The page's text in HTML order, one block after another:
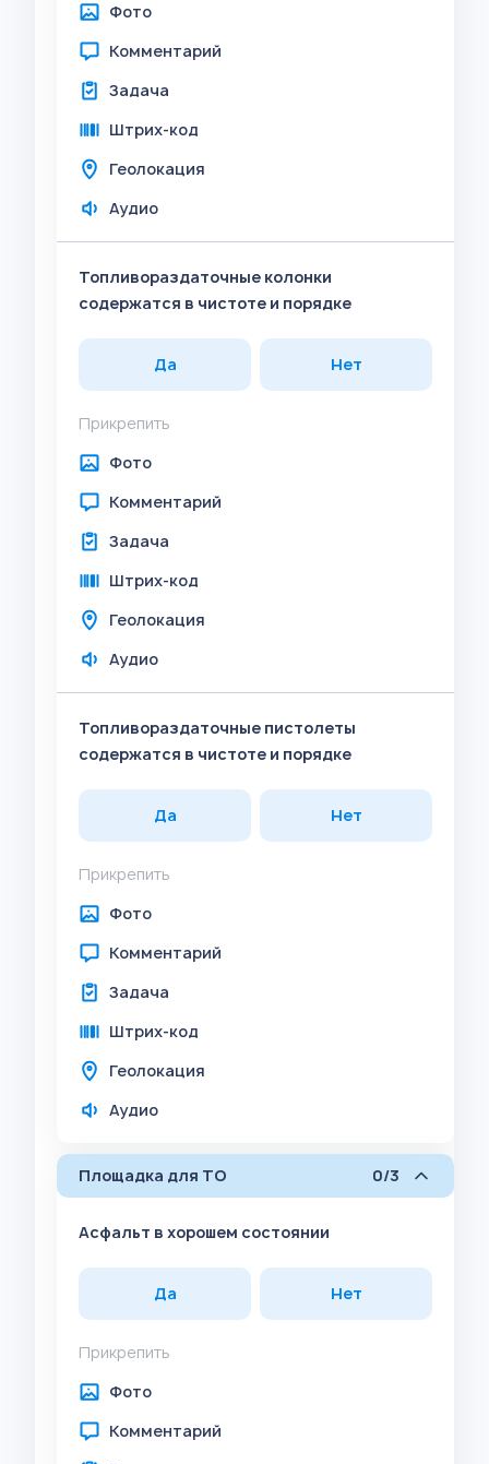
Фото
Комментарий
Задача
Штрих-код
Геолокация
Аудио
Топливораздаточные колонки
содержатся в чистоте и порядке
Да Нет
Прикрепить
Фото
Комментарий
Задача
Штрих-код
Геолокация
Аудио
Топливораздаточные пистолеты
содержатся в чистоте и порядке
Да Нет
Прикрепить
Фото
Комментарий
Задача
Штрих-код
Геолокация
Аудио
Площадка для ТО 0/3
Асфальт в хорошем состоянии
Да Нет
Прикрепить
Фото
Комментарий